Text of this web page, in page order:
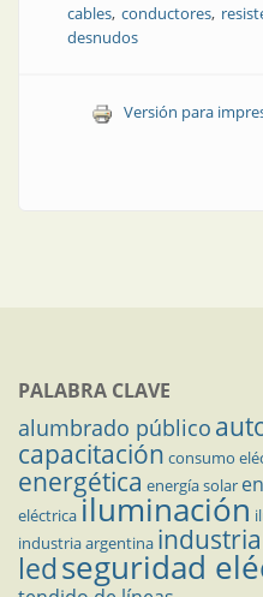
cables conductores
desnudos
Versión para
PALABRA CLAVE
alumbrado público
capacitación consumo
energética energía solar
eléctricailuminación
industria argentina
ledseguridad